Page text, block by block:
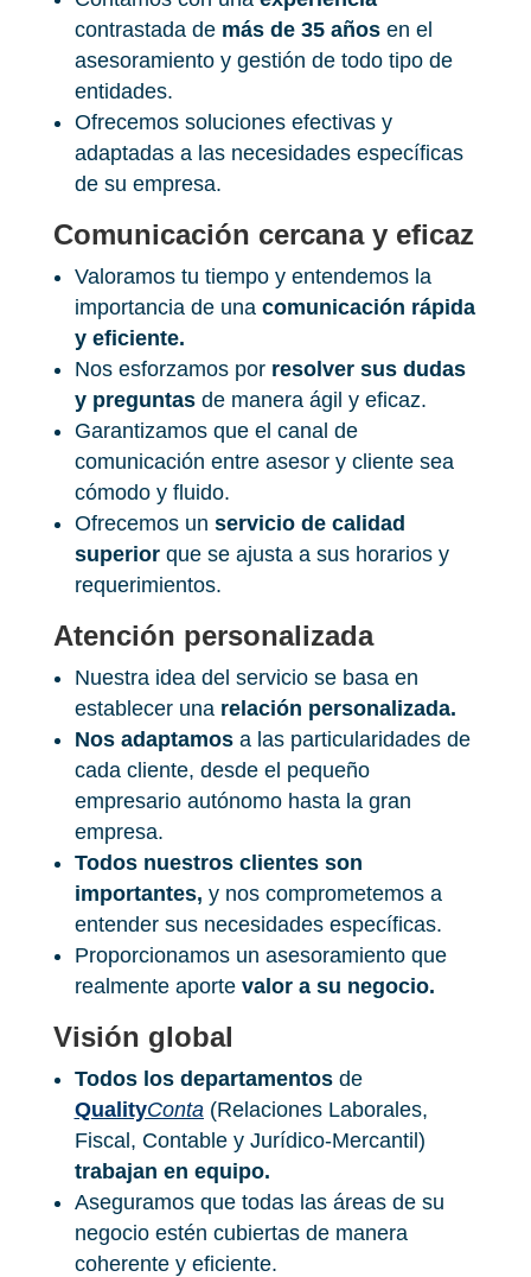
contrastada de más de 35 añosen el
asesoramiento y gestión de todo tipo de
entidades.
Ofrecemos soluciones efectivas y
adaptadas a las necesidades específicas
de su empresa.
Comunicación cercana y eficaz
Valoramos tu tiempo y entendemos la
importancia de una comunicación rápida
y eficiente.
Nos esforzamos por resolver sus dudas
y preguntas de manera ágil y eficaz.
Garantizamos que el canal de
comunicación entre asesor y cliente sea
cómodo y fluido.
Ofrecemos un servicio de calidad
superiorque se ajusta a sus horarios y
requerimientos.
Atención personalizada
Nuestra idea del servicio se basa en
establecer unarelación personalizada.
Nos adaptamosa las particularidades de
cada cliente, desde el pequeño
empresario autónomo hasta la gran
empresa.
Todos nuestros clientes son
importantes, y nos comprometemos a
entender sus necesidades específicas.
Proporcionamos un asesoramiento que
realmente aporte valor a su negocio.
Visión global
Todos los departamentosde
QualityConta(Relaciones Laborales,
Fiscal, Contable y Jurídico-Mercantil)
trabajan en equipo.
Aseguramos que todas las áreas de su
negocio estén cubiertas de manera
coherente y eficiente.